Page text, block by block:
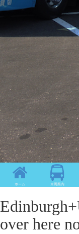
ホーム 車両案内
over here